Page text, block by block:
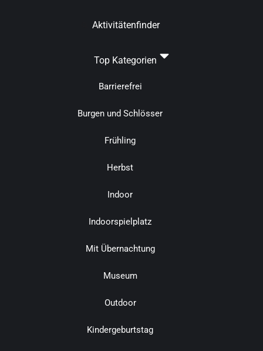
Aktivitätenfinder
Top Kategorien
Barrierefrei
Burgen und Schlösser
Frühling
Herbst
Indoor
Indoorspielplatz
Mit Übernachtung
Museum
Outdoor
Kindergeburtstag